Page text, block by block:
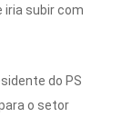
iria subir com
do PS
o setor